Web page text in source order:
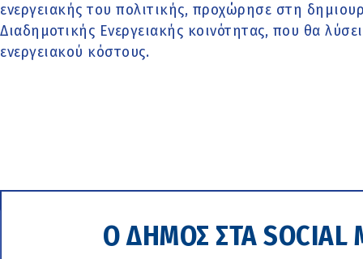
ενεργειακής του πολιτικής, προχώρησε στη
Διαδημοτικής Ενεργειακής κοινότητας, που θα
ενεργειακού κόστους.
Ο ΔΗΜΟΣ ΣΤΑ SOCIAL